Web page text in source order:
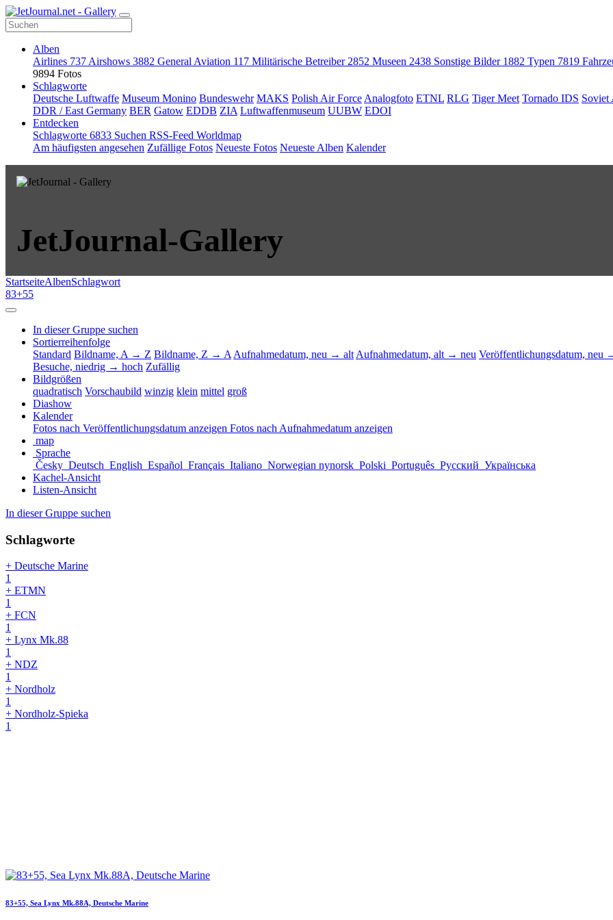
Alben
Airlines 737 Airshows 3882 General Aviation 117 Militärische Betreiber 2852 Museen 2438 Sonstige Bilder 1882 Typen 7819
9894 Fotos
Schlagworte
Deutsche Luftwaffe Museum Monino Bundeswehr MAKS Polish Air Force Analogfoto ETNL RLG Tiger Meet Tornado IDS Soviet
DDR / East Germany BER Gatow EDDB ZIA Luftwaffenmuseum UUBW EDOI
Entdecken
Schlagworte 6833 Suchen RSS-Feed Worldmap
Am häufigsten angesehen Zufällige Fotos Neueste Fotos Neueste Alben Kalender
JetJournal-Gallery
StartseiteAlbenSchlagwort
83+55
In dieser Gruppe suchen
Sortierreihenfolge
Standard Bildname, A → Z Bildname, Z → A Aufnahmedatum, neu → alt Aufnahmedatum, alt → neu Veröffentlichungsdatum, neu
Besuche, niedrig → hoch Zufällig
Bildgrößen
quadratisch Vorschaubild winzig klein mittel groß
Diashow
Kalender
Fotos nach Veröffentlichungsdatum anzeigen Fotos nach Aufnahmedatum anzeigen
map
Sprache
Česky Deutsch English Español Français Italiano Norwegian nynorsk Polski Português Русский Українська
Kachel-Ansicht
Listen-Ansicht
In dieser Gruppe suchen
Schlagworte
+ Deutsche Marine
1
+ ETMN
1
+ FCN
1
+ Lynx Mk.88
1
+ NDZ
1
+ Nordholz
1
+ Nordholz-Spieka
1
83+55, Sea Lynx Mk.88A, Deutsche Marine